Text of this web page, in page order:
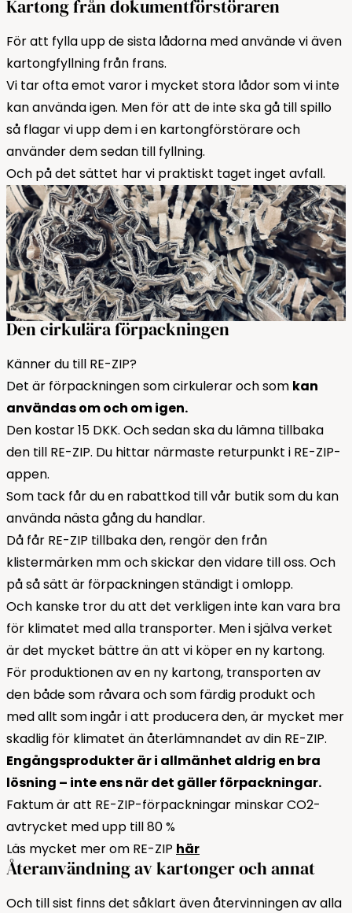
Kartong från dokumentförstöraren
För att fylla upp de sista lådorna med använde vi även
kartongfyllning från frans.
Vi tar ofta emot varor i mycket stora lådor som vi inte
kan använda igen. Men för att de inte ska gå till spillo
så flagar vi upp dem i en kartongförstörare och
använder dem sedan till fyllning.
Och på det sättet har vi praktiskt taget inget avfall.
Den cirkulära förpackningen
Känner du till RE-ZIP?
Det är förpackningen som cirkulerar och som kan
användas om och om igen.
Den kostar 15 DKK. Och sedan ska du lämna tillbaka
den till RE-ZIP. Du hittar närmaste returpunkt i RE-ZIP-
appen.
Som tack får du en rabattkod till vår butik som du kan
använda nästa gång du handlar.
Då får RE-ZIP tillbaka den, rengör den från
klistermärken mm och skickar den vidare till oss. Och
på så sätt är förpackningen ständigt i omlopp.
Och kanske tror du att det verkligen inte kan vara bra
för klimatet med alla transporter. Men i själva verket
är det mycket bättre än att vi köper en ny kartong.
För produktionen av en ny kartong, transporten av
den både som råvara och som färdig produkt och
med allt som ingår i att producera den, är mycket mer
skadlig för klimatet än återlämnandet av din RE-ZIP.
Engångsprodukter är i allmänhet aldrig en bra
lösning – inte ens när det gäller förpackningar.
Faktum är att RE-ZIP-förpackningar minskar CO2-
avtrycket med upp till 80 %
Läs mycket mer om RE-ZIP här
Återanvändning av kartonger och annat
Och till sist finns det såklart även återvinningen av alla